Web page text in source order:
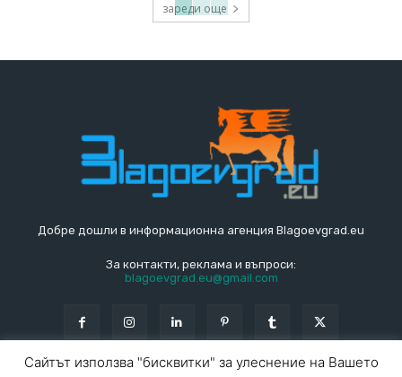
зареди още
Добре дошли в информационна агенция Blagoevgrad.eu
За контакти, реклама и въпроси:
blagoevgrad.eu@gmail.com
Сайтът използва "бисквитки" за улеснение на Вашето